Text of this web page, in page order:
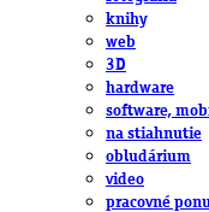
knihy
web
3D
hardware
software,
na stiahnutie
obludárium
video
pracovné